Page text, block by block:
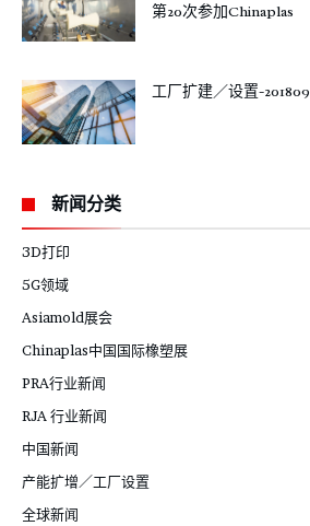
第20次参加Chinaplas
工厂扩建／设置-201809
新闻分类
3D打印
5G领域
Asiamold展会
Chinaplas中国国际橡塑展
PRA行业新闻
RJA 行业新闻
中国新闻
产能扩增／工厂设置
全球新闻